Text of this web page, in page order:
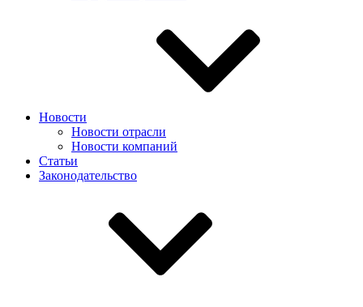
Новости
Новости отрасли
Новости компаний
Статьи
Законодательство